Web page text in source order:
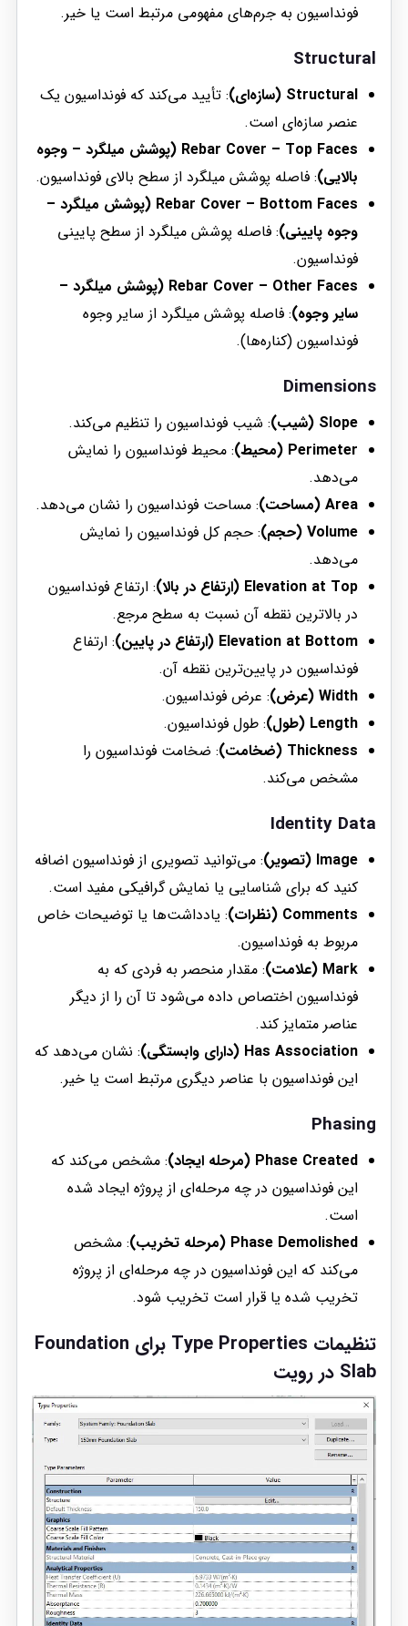
فونداسیون به جرم‌های مفهومی مرتبط است یا خیر.
Structural
Structural (سازه‌ای)
: تأیید می‌کند که فونداسیون یک
عنصر سازه‌ای است.
Rebar Cover – Top Faces (پوشش میلگرد – وجوه
بالایی): فاصله پوشش میلگرد از سطح بالای فونداسیون.
Rebar Cover – Bottom Faces (پوشش میلگرد –
وجوه پایینی): فاصله پوشش میلگرد از سطح پایینی
فونداسیون.
Rebar Cover – Other Faces (پوشش میلگرد –
سایر وجوه): فاصله پوشش میلگرد از سایر وجوه
فونداسیون (کناره‌ها).
Dimensions
Slope (شیب)
: شیب فونداسیون را تنظیم می‌کند.
Perimeter (محیط)
: محیط فونداسیون را نمایش
می‌دهد.
Area (مساحت)
: مساحت فونداسیون را نشان می‌دهد.
Volume (حجم)
: حجم کل فونداسیون را نمایش
می‌دهد.
Elevation at Top (ارتفاع در بالا)
: ارتفاع فونداسیون
در بالاترین نقطه آن نسبت به سطح مرجع.
Elevation at Bottom (ارتفاع در پایین)
: ارتفاع
فونداسیون در پایین‌ترین نقطه آن.
Width (عرض)
: عرض فونداسیون.
Length (طول)
: طول فونداسیون.
Thickness (ضخامت)
: ضخامت فونداسیون را
مشخص می‌کند.
Identity Data
Image (تصویر)
: می‌توانید تصویری از فونداسیون اضافه
کنید که برای شناسایی یا نمایش گرافیکی مفید است.
Comments (نظرات)
: یادداشت‌ها یا توضیحات خاص
مربوط به فونداسیون.
Mark (علامت)
: مقدار منحصر به فردی که به
فونداسیون اختصاص داده می‌شود تا آن را از دیگر
عناصر متمایز کند.
Has Association (دارای وابستگی)
: نشان می‌دهد که
این فونداسیون با عناصر دیگری مرتبط است یا خیر.
Phasing
Phase Created (مرحله ایجاد)
: مشخص می‌کند که
این فونداسیون در چه مرحله‌ای از پروژه ایجاد شده
است.
Phase Demolished (مرحله تخریب)
: مشخص
می‌کند که این فونداسیون در چه مرحله‌ای از پروژه
تخریب شده یا قرار است تخریب شود.
تنظیمات Type Properties برای Foundation
Slab در رویت